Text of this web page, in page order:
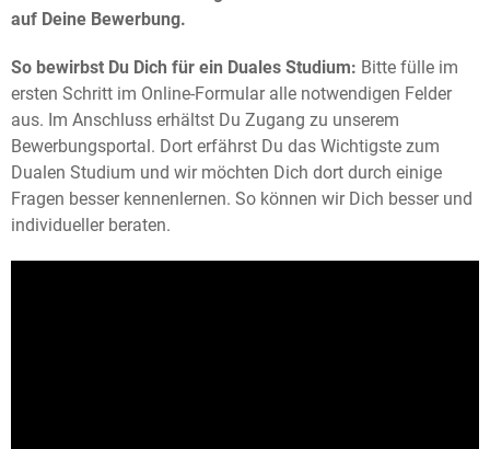
auf Deine Bewerbung.
So bewirbst Du Dich für ein Duales Studium: Bitte fülle im
ersten Schritt im Online-Formular alle notwendigen Felder
aus. Im Anschluss erhältst Du Zugang zu unserem
Bewerbungsportal. Dort erfährst Du das Wichtigste zum
Dualen Studium und wir möchten Dich dort durch einige
Fragen besser kennenlernen. So können wir Dich besser und
individueller beraten.